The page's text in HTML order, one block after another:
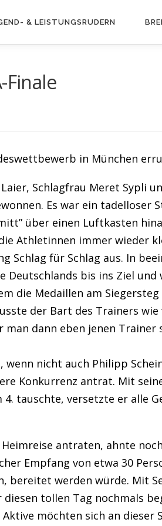
& LEISTUNGS­RUDERN
in München
Schlagfrau Meret Sypli
Es war ein tadelloser
über einen Luftkasten
Athletinnen immer wieder
Schlag für Schlag aus. In
Deutschlands bis ins Ziel
die Medaillen am
der Bart des Trainers
dann eben jenen Trainer
nicht auch Philipp
Konkurrenz antrat. Mit
tauschte, versetzte er alle
antraten, ahnte
Empfang von etwa 30
bereitet werden würde. Mit
tollen Tag nochmals
möchten sich an dieser